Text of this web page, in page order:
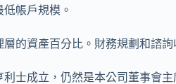
帳戶規模。
的資產百分比。財務規劃和諮
利士成立，仍然是本公司董事會